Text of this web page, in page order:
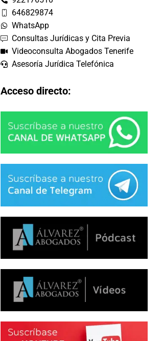
646829874
WhatsApp
Consultas Jurídicas y Cita Previa
Videoconsulta Abogados Tenerife
Asesoría Jurídica Telefónica
Acceso directo: